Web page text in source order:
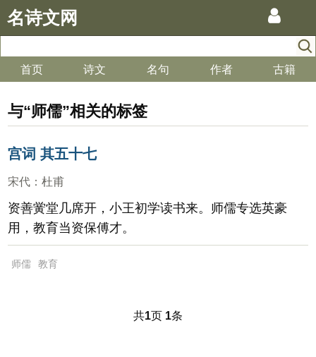
名诗文网
首页 诗文 名句 作者 古籍
与“师儒”相关的标签
宫词 其五十七
宋代 ： 杜甫
资善黉堂几席开，小王初学读书来。师儒专选英豪
用，教育当资保傅才。
师儒 教育
共1页 1条